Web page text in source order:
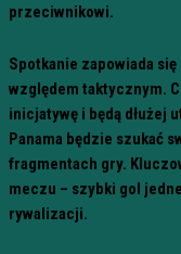
przeciwnikowi.
Spotkanie zapowiada
względem taktycznym.
inicjatywę i będą dłużej
Panama będzie szukać
fragmentach gry.
meczu – szybki gol
rywalizacji.